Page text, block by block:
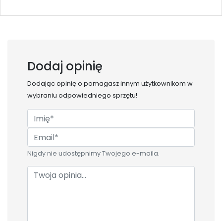
Dodaj opinię
Dodając opinię o pomagasz innym użytkownikom w
wybraniu odpowiedniego sprzętu!
Nigdy nie udostępnimy Twojego e-maila.